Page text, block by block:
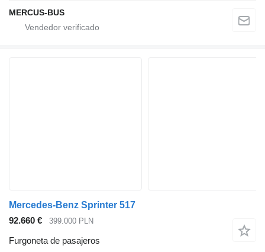
MERCUS-BUS
Mercedes-Benz Sprinter 517
92.660 €
399.000 PLN
Furgoneta de pasajeros